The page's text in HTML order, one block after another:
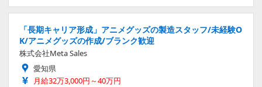
「長期キャリア形成」アニメグッズの製造スタッフ/未経験O
K/アニメグッズの作成/ブランク歓迎
株式会社Meta Sales
愛知県
月給32万3,000円～40万円